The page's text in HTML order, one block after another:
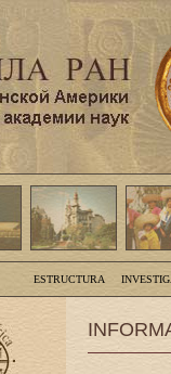
ESTRUCTURA